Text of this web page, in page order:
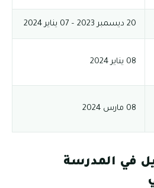
20 ديسمبر 2023 – 07 يناير 2024
08 يناير 2024
08 مارس 2024
في المدرسة